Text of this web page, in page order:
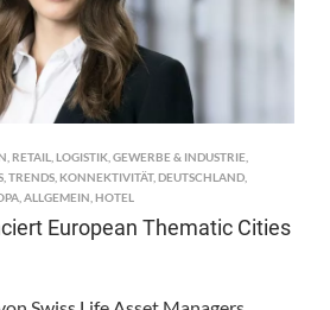
, RETAIL,LOGISTIK,GEWERBE & INDUSTRIE,
,TRENDS, KONNEKTIVITÄT,DEUTSCHLAND,
,ALLGEMEIN,HOTEL
European Thematic Cities